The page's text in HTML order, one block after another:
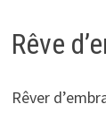
Rêve
Rêver